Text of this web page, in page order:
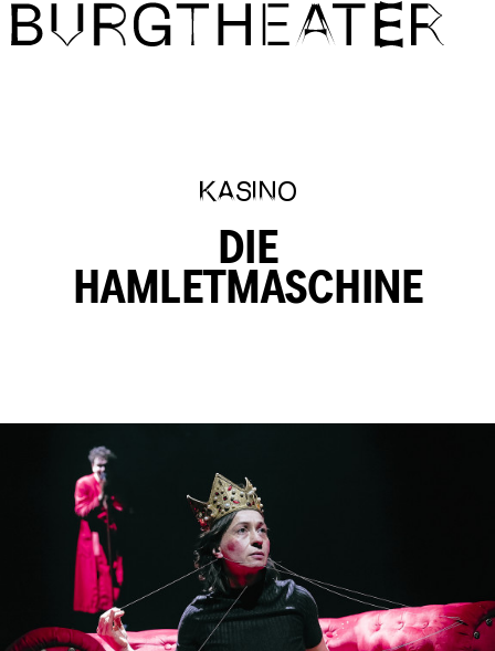
Direkt zum Inhalt
DIE
HAMLETMASCHINE
KASINO